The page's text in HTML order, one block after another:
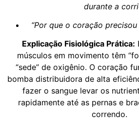
durante a
“Por que o coração
Explicação Fisiológica Prática:
músculos em movimento têm
“sede” de oxigênio. O coração
bomba distribuidora de alta
fazer o sangue levar os
rapidamente até as pernas e
correndo.